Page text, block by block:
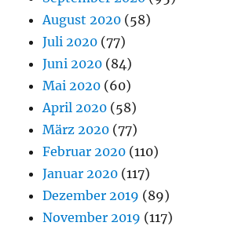
August 2020 (58)
Juli 2020 (77)
Juni 2020 (84)
Mai 2020 (60)
April 2020 (58)
März 2020 (77)
Februar 2020 (110)
Januar 2020 (117)
Dezember 2019 (89)
November 2019 (117)